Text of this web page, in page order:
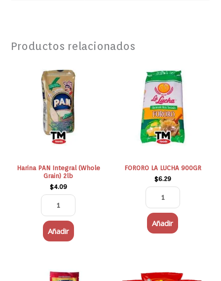
Productos relacionados
Harina PAN Integral (Whole
Grain) 2lb
$4.09
PAN
Integral
(Whole
Grain)
2lb
cantidad
Añadir
FORORO LA LUCHA 900GR
$6.29
LA
LUCHA
900GR
cantidad
Añadir
CRIOLLO
TRIS